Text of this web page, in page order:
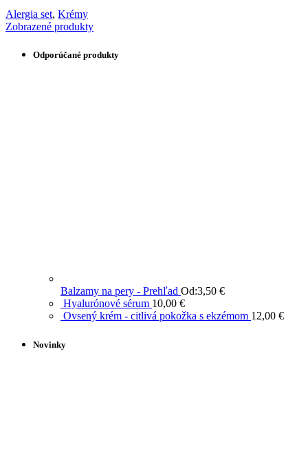
Alergia set, Krémy
Zobrazené produkty
Odporúčané produkty
Balzamy na pery - Prehľad Od:3,50 €
Hyalurónové sérum 10,00 €
Ovsený krém - citlivá pokožka s ekzémom 12,00 €
Novinky